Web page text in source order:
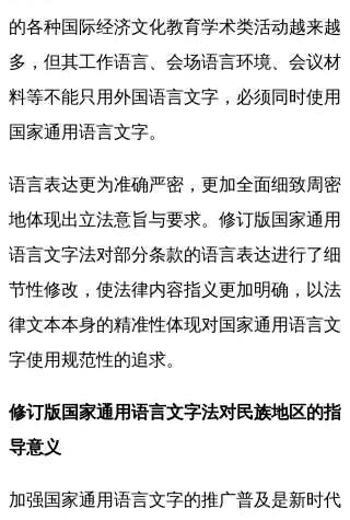
的各种国际经济文化教育学术类活动越来越
多，但其工作语言、会场语言环境、会议材
料等不能只用外国语言文字，必须同时使用
国家通用语言文字。
语言表达更为准确严密，更加全面细致周密
地体现出立法意旨与要求。修订版国家通用
语言文字法对部分条款的语言表达进行了细
节性修改，使法律内容指义更加明确，以法
律文本本身的精准性体现对国家通用语言文
字使用规范性的追求。
修订版国家通用语言文字法对民族地区的指
导意义
加强国家通用语言文字的推广普及是新时代